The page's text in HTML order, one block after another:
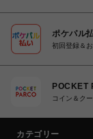
ポケパル
初回登録＆
POCKET
コイン＆ク
カテゴリー